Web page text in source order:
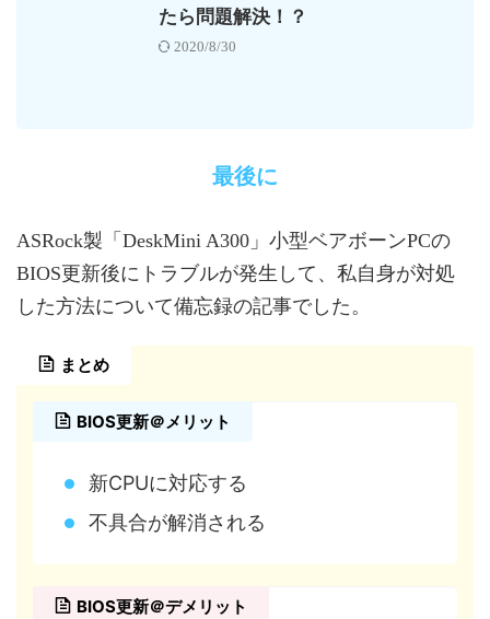
たら問題解決！？
2020/8/30
最後に
ASRock製「DeskMini A300」小型ベアボーンPCの
BIOS更新後にトラブルが発生して、私自身が対処
した方法について備忘録の記事でした。
まとめ
BIOS更新＠メリット
新CPUに対応する
不具合が解消される
BIOS更新＠デメリット